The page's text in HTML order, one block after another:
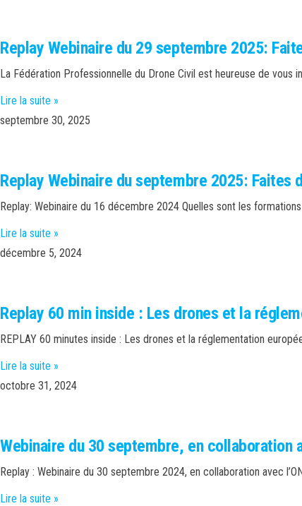
Replay Webinaire du 29 septembre 2025:
La Fédération Professionnelle du Drone Civil est heureuse de
Lire la suite »
septembre 30, 2025
Replay Webinaire du septembre 2025:
Replay: Webinaire du 16 décembre 2024 Quelles sont les
Lire la suite »
décembre 5, 2024
Replay 60 min inside : Les drones et la
REPLAY 60 minutes inside : Les drones et la réglementation
Lire la suite »
octobre 31, 2024
Webinaire du 30 septembre, en collaboration
Replay : Webinaire du 30 septembre 2024, en collaboration avec
Lire la suite »